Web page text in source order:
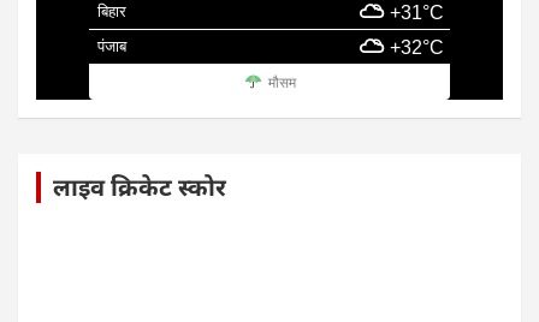
बिहार +31°C
पंजाब +32°C
मौसम
लाइव क्रिकेट स्कोर